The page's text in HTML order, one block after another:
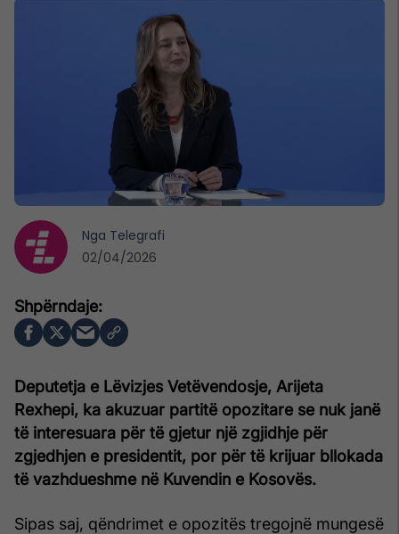
Deputetja e Lëvizjes Vetëvendosje, Arijeta
Rexhepi, ka akuzuar partitë opozitare se nuk janë
të interesuara për të gjetur një zgjidhje për
zgjedhjen e presidentit, por për të krijuar bllokada
të vazhdueshme në Kuvendin e Kosovës.
Sipas saj, qëndrimet e opozitës tregojnë mungesë
Nga Telegrafi
02/04/2026